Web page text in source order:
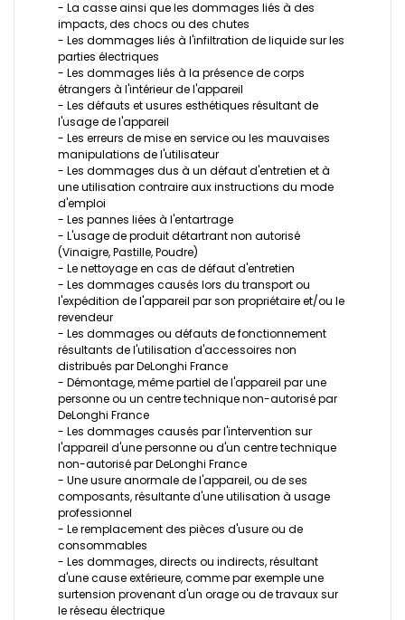
- La casse ainsi que les dommages liés à des
impacts, des chocs ou des chutes
- Les dommages liés à l'infiltration de liquide sur les
parties électriques
- Les dommages liés à la présence de corps
étrangers à l'intérieur de l'appareil
- Les défauts et usures esthétiques résultant de
l'usage de l'appareil
- Les erreurs de mise en service ou les mauvaises
manipulations de l'utilisateur
- Les dommages dus à un défaut d'entretien et à
une utilisation contraire aux instructions du mode
d'emploi
- Les pannes liées à l'entartrage
- L'usage de produit détartrant non autorisé
(Vinaigre, Pastille, Poudre)
- Le nettoyage en cas de défaut d'entretien
- Les dommages causés lors du transport ou
l'expédition de l'appareil par son propriétaire et/ou le
revendeur
- Les dommages ou défauts de fonctionnement
résultants de l'utilisation d'accessoires non
distribués par DeLonghi France
- Démontage, même partiel de l'appareil par une
personne ou un centre technique non-autorisé par
DeLonghi France
- Les dommages causés par l'intervention sur
l'appareil d'une personne ou d'un centre technique
non-autorisé par DeLonghi France
- Une usure anormale de l'appareil, ou de ses
composants, résultante d'une utilisation à usage
professionnel
- Le remplacement des pièces d'usure ou de
consommables
- Les dommages, directs ou indirects, résultant
d'une cause extérieure, comme par exemple une
surtension provenant d'un orage ou de travaux sur
le réseau électrique